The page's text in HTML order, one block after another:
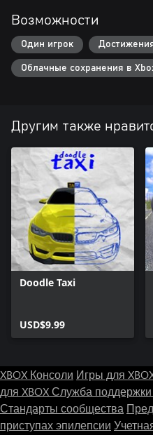
Возможности
Один игрок
Облачные сохранения в
Другим также
Doodle Taxi
USD$9.99
XBOX Консоли Игры для
для XBOXСлужба поддержки
Стандарты сообщества
приступах эпилепсии